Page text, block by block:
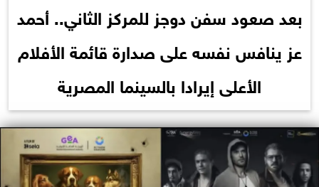
بعد صعود سفن دوجز للمركز الثاني.. أحمد
عز ينافس نفسه على صدارة قائمة الأفلام
الأعلى إيرادا بالسينما المصرية